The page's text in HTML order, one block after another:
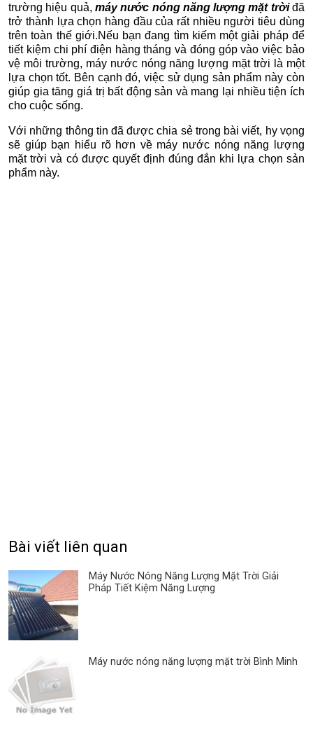
trường hiệu quả, máy nước nóng năng lượng mặt trờiđã
trở thành lựa chọn hàng đầu của rất nhiều người tiêu dùng
trên toàn thế giới.Nếu bạn đang tìm kiếm một giải pháp để
tiết kiệm chi phí điện hàng tháng và đóng góp vào việc bảo
vệ môi trường, máy nước nóng năng lượng mặt trời là một
lựa chọn tốt. Bên cạnh đó, việc sử dụng sản phẩm này còn
giúp gia tăng giá trị bất động sản và mang lại nhiều tiện ích
cho cuộc sống.
Với những thông tin đã được chia sẻ trong bài viết, hy vọng
sẽ giúp bạn hiểu rõ hơn về máy nước nóng năng lượng
mặt trời và có được quyết định đúng đắn khi lựa chọn sản
phẩm này.
Bài viết liên quan
Máy Nước Nóng Năng Lượng Mặt Trời Giải
Pháp Tiết Kiệm Năng Lượng
Máy nước nóng năng lượng mặt trời Bình Minh